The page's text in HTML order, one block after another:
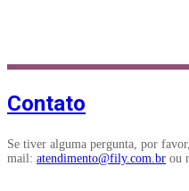
Contato
Se tiver alguma pergunta, por
mail: atendimento@fily.com.br ou